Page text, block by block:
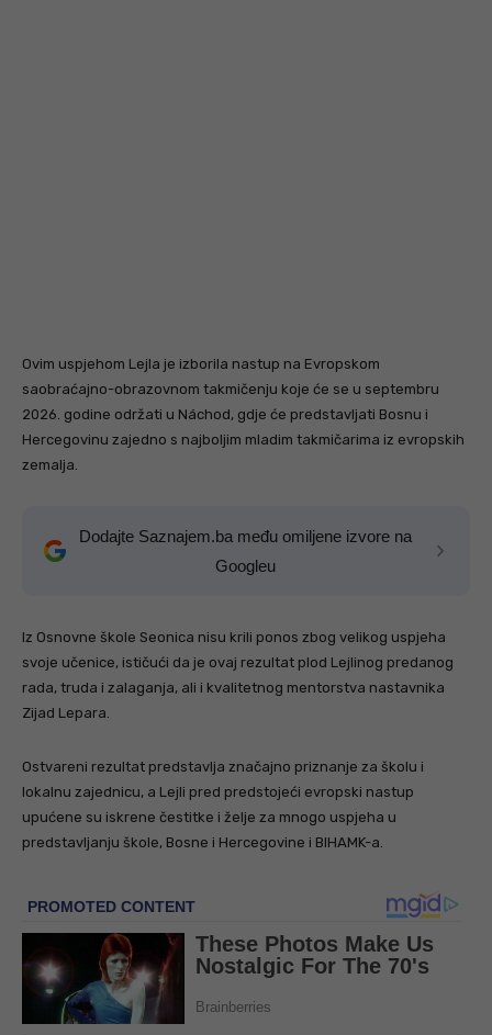
Ovim uspjehom Lejla je izborila nastup na Evropskom
saobraćajno-obrazovnom takmičenju koje će se u septembru
2026. godine održati u Náchod, gdje će predstavljati Bosnu i
Hercegovinu zajedno s najboljim mladim takmičarima iz evropskih
zemalja.
Dodajte Saznajem.ba među omiljene izvore na
Googleu
Iz Osnovne škole Seonica nisu krili ponos zbog velikog uspjeha
svoje učenice, ističući da je ovaj rezultat plod Lejlinog predanog
rada, truda i zalaganja, ali i kvalitetnog mentorstva nastavnika
Zijad Lepara.
Ostvareni rezultat predstavlja značajno priznanje za školu i
lokalnu zajednicu, a Lejli pred predstojeći evropski nastup
upućene su iskrene čestitke i želje za mnogo uspjeha u
predstavljanju škole, Bosne i Hercegovine i BIHAMK-a.